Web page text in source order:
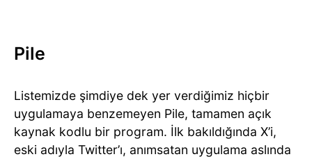
Pile
Listemizde şimdiye dek yer verdiğimiz hiçbir
uygulamaya benzemeyen Pile, tamamen açık
kaynak kodlu bir program. İlk bakıldığında X’i,
eski adıyla Twitter’ı, anımsatan uygulama aslında